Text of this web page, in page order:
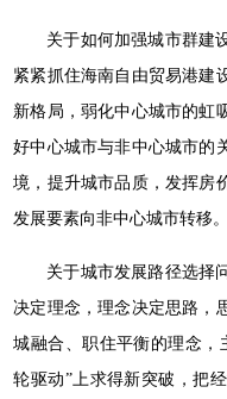
关于如何加强城市群建
紧紧抓住海南自由贸易港建
新格局，弱化中心城市的虹
好中心城市与非中心城市的
境，提升城市品质，发挥房
发展要素向非中心城市转移。
关于城市发展路径选择
决定理念，理念决定思路，
城融合、职住平衡的理念，
轮驱动”上求得新突破，把